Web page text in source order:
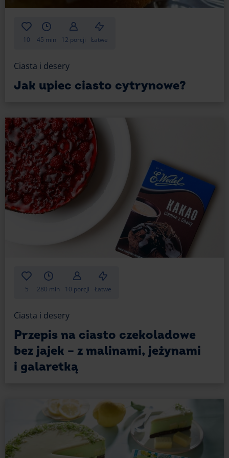
10 45 min 12 porcji Łatwe
Ciasta i desery
Jak upiec ciasto cytrynowe?
5 280 min 10 porcji Łatwe
Ciasta i desery
Przepis na ciasto czekoladowe
bez jajek – z malinami, jeżynami
i galaretką